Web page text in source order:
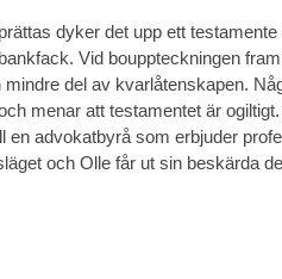
dyker det upp ett
Vid bouppteckningen
del av kvarlåtenskapen.
menar att testamentet är
en advokatbyrå som erbjuder
och Olle får ut sin beskärda